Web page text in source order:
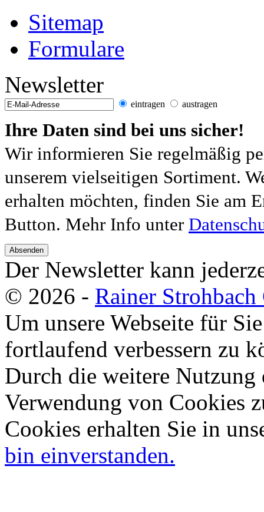
Sitemap
Formulare
Newsletter
eintragen austragen
Ihre Daten sind bei uns sicher!
Wir informieren Sie regelmäßig
unserem vielseitigen Sortiment.
erhalten möchten, finden Sie am
Button. Mehr Info unter
Absenden
Der Newsletter kann
© 2026 - Rainer
Um unsere Webseite für
fortlaufend verbessern zu
Durch die weitere Nutzung
Verwendung von Cookies
Cookies erhalten Sie in
bin einverstanden.